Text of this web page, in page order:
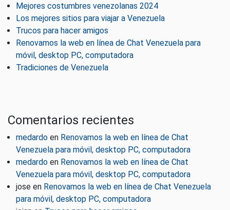
Mejores costumbres venezolanas 2024
Los mejores sitios para viajar a Venezuela
Trucos para hacer amigos
Renovamos la web en línea de Chat Venezuela para
móvil, desktop PC, computadora
Tradiciones de Venezuela
Comentarios recientes
medardo en Renovamos la web en línea de Chat
Venezuela para móvil, desktop PC, computadora
medardo en Renovamos la web en línea de Chat
Venezuela para móvil, desktop PC, computadora
jose en Renovamos la web en línea de Chat Venezuela
para móvil, desktop PC, computadora